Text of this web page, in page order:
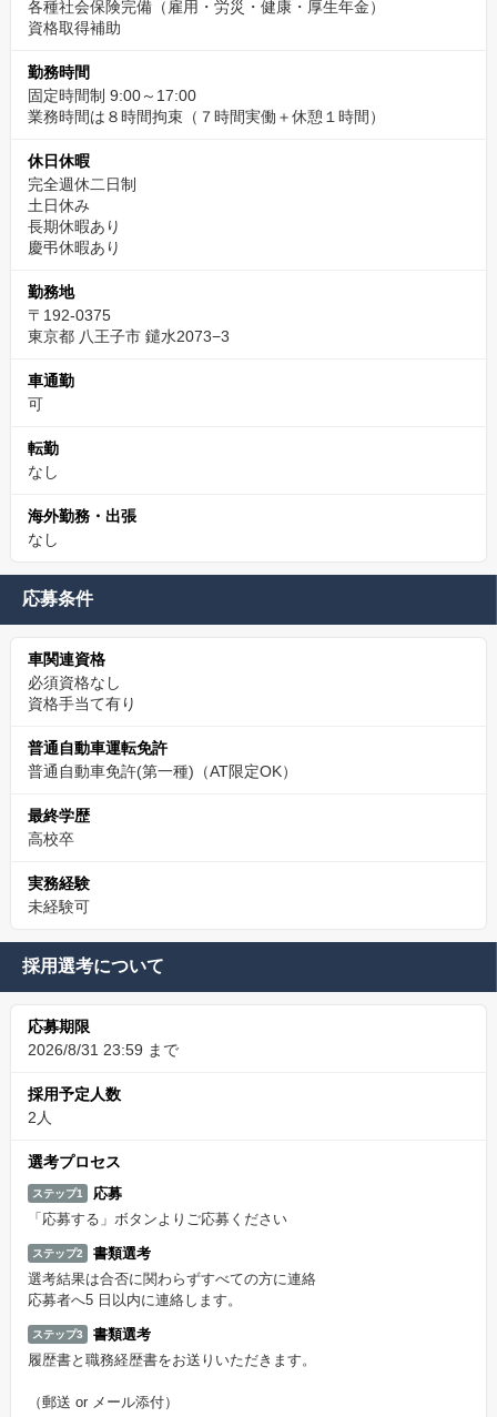
各種社会保険完備（雇用・労災・健康・厚生年金）
資格取得補助
勤務時間
固定時間制 9:00～17:00
業務時間は８時間拘束（７時間実働＋休憩１時間）
休日休暇
完全週休二日制
土日休み
長期休暇あり
慶弔休暇あり
勤務地
〒192-0375
東京都 八王子市 鑓水2073−3
車通勤
可
転勤
なし
海外勤務・出張
なし
応募条件
車関連資格
必須資格なし
資格手当て有り
普通自動車運転免許
普通自動車免許(第一種)（AT限定OK）
最終学歴
高校卒
実務経験
未経験可
採用選考について
応募期限
2026/8/31 23:59 まで
採用予定人数
2人
選考プロセス
ステップ1
応募
「応募する」ボタンよりご応募ください
ステップ2
書類選考
選考結果は合否に関わらずすべての方に連絡
応募者へ5 日以内に連絡します。
ステップ3
書類選考
履歴書と職務経歴書をお送りいただきます。
（郵送 or メール添付）